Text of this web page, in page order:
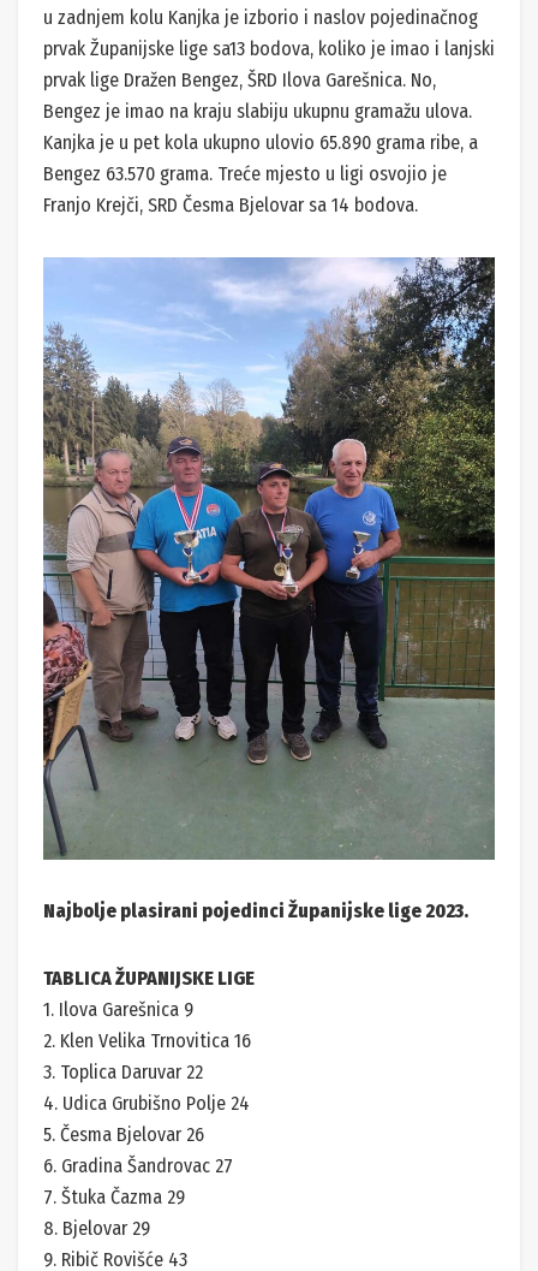
u zadnjem kolu Kanjka je izborio i naslov pojedinačnog
prvak Županijske lige sa13 bodova, koliko je imao i lanjski
prvak lige Dražen Bengez, ŠRD Ilova Garešnica. No,
Bengez je imao na kraju slabiju ukupnu gramažu ulova.
Kanjka je u pet kola ukupno ulovio 65.890 grama ribe, a
Bengez 63.570 grama. Treće mjesto u ligi osvojio je
Franjo Krejči, SRD Česma Bjelovar sa 14 bodova.
Najbolje plasirani pojedinci Županijske lige 2023.
TABLICA ŽUPANIJSKE LIGE
1. Ilova Garešnica 9
2. Klen Velika Trnovitica 16
3. Toplica Daruvar 22
4. Udica Grubišno Polje 24
5. Česma Bjelovar 26
6. Gradina Šandrovac 27
7. Štuka Čazma 29
8. Bjelovar 29
9. Ribič Rovišće 43